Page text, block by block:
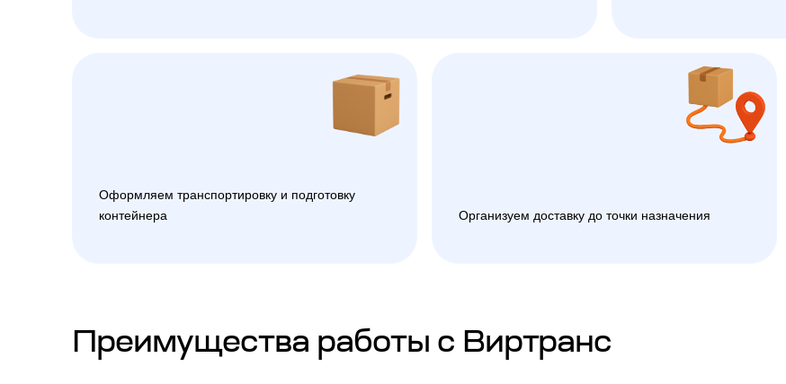
Оформляем транспортировку и подготовку
контейнера
Организуем доставку до точки назначения
Преимущества работы с Виртранс